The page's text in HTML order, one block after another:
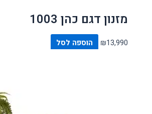
מזנון דגם כהן 1003
₪13,990 הוספה לסל